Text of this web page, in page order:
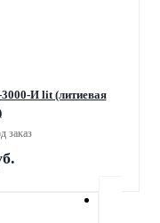
И lit (литиевая
заказ